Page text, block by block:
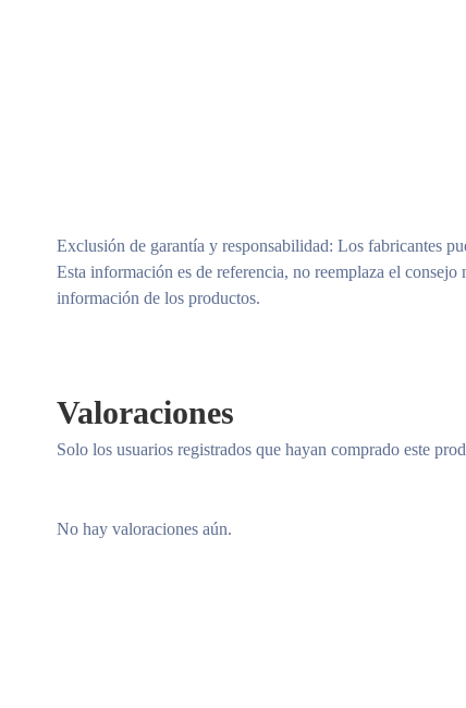
Exclusión de garantía y responsabilidad: Los fabricantes
Esta información es de referencia, no reemplaza el
información de los productos.
Valoraciones
No hay valoraciones aún.
Solo los usuarios registrados que hayan comprado este